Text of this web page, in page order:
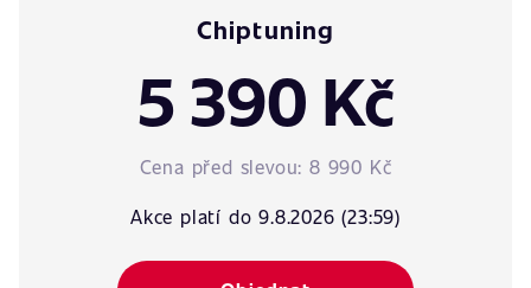
Chiptuning
5 390 Kč
Cena před slevou: 8 990 Kč
Akce platí do 9.8.2026 (23:59)